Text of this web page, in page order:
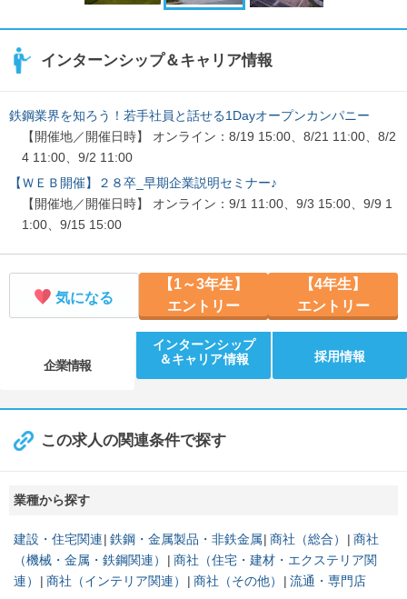
インターンシップ＆キャリア情報
鉄鋼業界を知ろう！若手社員と話せる1Dayオープンカンパニー
【開催地／開催日時】 オンライン：8/19 15:00、8/21 11:00、8/2
4 11:00、9/2 11:00
【ＷＥＢ開催】２８卒_早期企業説明セミナー♪
【開催地／開催日時】 オンライン：9/1 11:00、9/3 15:00、9/9 1
1:00、9/15 15:00
気になる
【1～3年生】
エントリー
【4年生】
エントリー
企業情報
インターンシップ
＆キャリア情報
採用情報
この求人の関連条件で探す
業種から探す
建設・住宅関連 鉄鋼・金属製品・非鉄金属 商社（総合）
商社
（機械・金属・鉄鋼関連）
商社（住宅・建材・エクステリア関
連）
商社（インテリア関連） 商社（その他） 流通・専門店